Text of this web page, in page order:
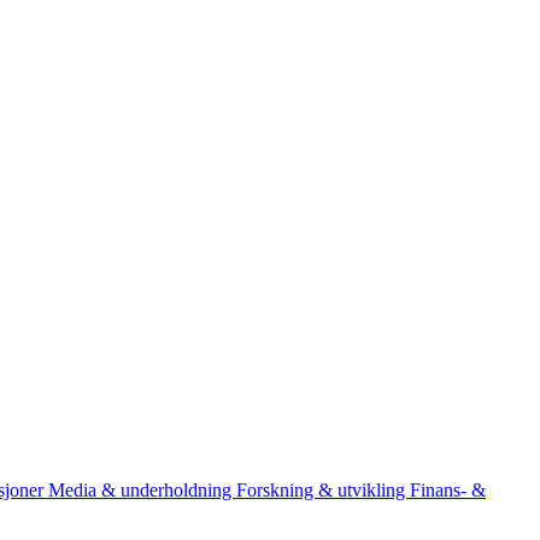
Media & underholdning Forskning & utvikling Finans- &